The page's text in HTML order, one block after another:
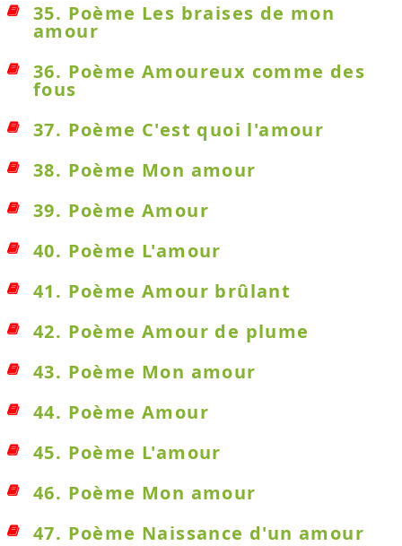
35. Poème Les braises de mon
amour
36. Poème Amoureux comme des
fous
37. Poème C'est quoi l'amour
38. Poème Mon amour
39. Poème Amour
40. Poème L'amour
41. Poème Amour brûlant
42. Poème Amour de plume
43. Poème Mon amour
44. Poème Amour
45. Poème L'amour
46. Poème Mon amour
47. Poème Naissance d'un amour